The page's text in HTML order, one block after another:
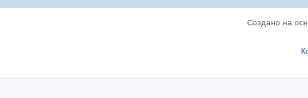
Создано на